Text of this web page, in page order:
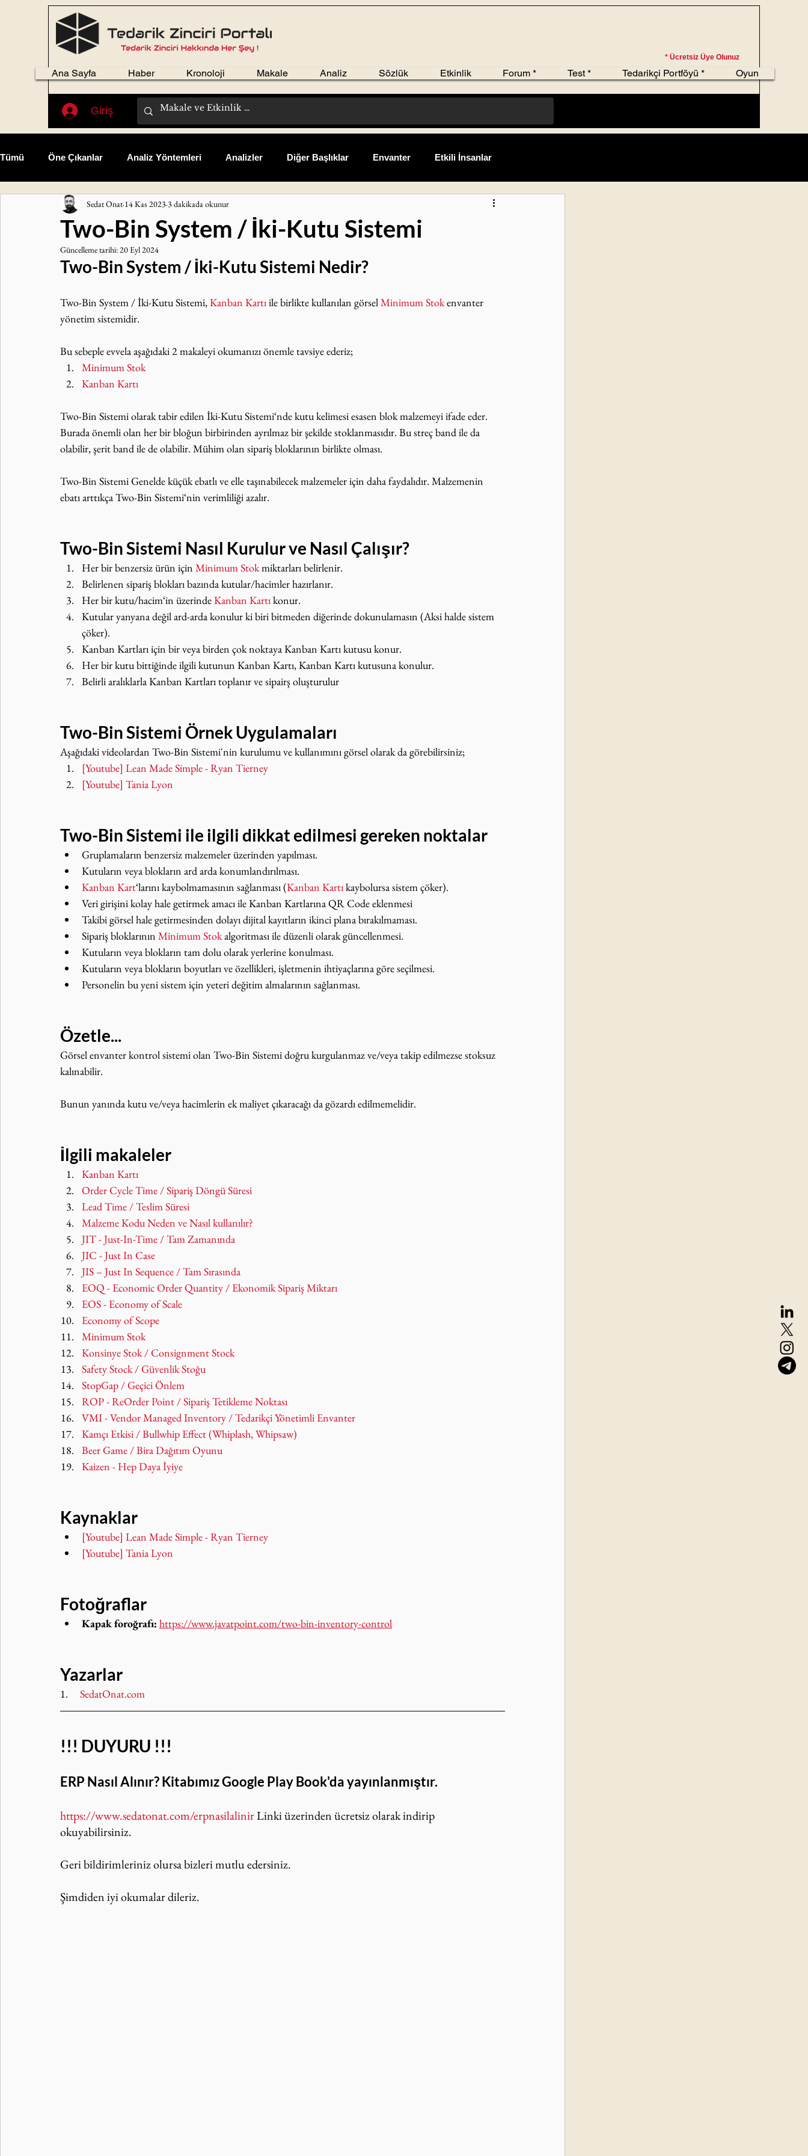
* Ücretsiz Üye Olunuz
Giriş
Ana Sayfa Haber Kronoloji Makale Analiz Sözlük Etkinlik Forum * Test * Tedarikçi Portföyü * Oyun
Tümü Öne Çıkanlar Analiz Yöntemleri Analizler Diğer Başlıklar Envanter Etkili İnsanlar
Fikir Sepeti Kazalar Kişisel Gelişim
Öğrenilmiş Dersler Satınalma
Two-Bin System / İki-Kutu Sistemi
Sedat Onat 14 Kas 2023 3 dakikada okunur
Güncelleme tarihi:20 Eyl 2024
Two-Bin System / İki-Kutu Sistemi Nedir?
Two-Bin System / İki-Kutu Sistemi, Kanban Kartı ile birlikte kullanılan görsel Minimum Stok envanter
yönetim sistemidir.
Bu sebeple evvela aşağıdaki 2 makaleyi okumanızı önemle tavsiye ederiz;
Minimum Stok
Kanban Kartı
Two-Bin Sistemi olarak tabir edilen İki-Kutu Sistemi‘nde kutu kelimesi esasen blok malzemeyi ifade eder.
Burada önemli olan her bir bloğun birbirinden ayrılmaz bir şekilde stoklanmasıdır. Bu streç band ile da
olabilir, şerit band ile de olabilir. Mühim olan sipariş bloklarının birlikte olması.
Two-Bin Sistemi Genelde küçük ebatlı ve elle taşınabilecek malzemeler için daha faydalıdır. Malzemenin
ebatı arttıkça Two-Bin Sistemi‘nin verimliliği azalır.
Two-Bin Sistemi Nasıl Kurulur ve Nasıl Çalışır?
Her bir benzersiz ürün için Minimum Stok miktarları belirlenir.
Belirlenen sipariş blokları bazında kutular/hacimler hazırlanır.
Her bir kutu/hacim‘in üzerinde Kanban Kartı konur.
Kutular yanyana değil ard-arda konulur ki biri bitmeden diğerinde dokunulamasın (Aksi halde sistem
çöker).
Kanban Kartları için bir veya birden çok noktaya Kanban Kartı kutusu konur.
Her bir kutu bittiğinde ilgili kutunun Kanban Kartı, Kanban Kartı kutusuna konulur.
Belirli aralıklarla Kanban Kartları toplanır ve sipairş oluşturulur
Two-Bin Sistemi Örnek Uygulamaları
Aşağıdaki videolardan Two-Bin Sistemi'nin kurulumu ve kullanımını görsel olarak da görebilirsiniz;
[Youtube] Lean Made Simple - Ryan Tierney
[Youtube] Tania Lyon
Two-Bin Sistemi ile ilgili dikkat edilmesi gereken noktalar
Gruplamaların benzersiz malzemeler üzerinden yapılması.
Kutuların veya blokların ard arda konumlandırılması.
Kanban Kart‘larını kaybolmamasının sağlanması (Kanban Kartı kaybolursa sistem çöker).
Veri girişini kolay hale getirmek amacı ile Kanban Kartlarına QR Code eklenmesi
Takibi görsel hale getirmesinden dolayı dijital kayıtların ikinci plana bırakılmaması.
Sipariş bloklarının Minimum Stok algoritması ile düzenli olarak güncellenmesi.
Kutuların veya blokların tam dolu olarak yerlerine konulması.
Kutuların veya blokların boyutları ve özellikleri, işletmenin ihtiyaçlarına göre seçilmesi.
Personelin bu yeni sistem için yeteri değitim almalarının sağlanması.
Özetle...
Görsel envanter kontrol sistemi olan Two-Bin Sistemi doğru kurgulanmaz ve/veya takip edilmezse stoksuz
kalınabilir.
Bunun yanında kutu ve/veya hacimlerin ek maliyet çıkaracağı da gözardı edilmemelidir.
İlgili makaleler
Kanban Kartı
Order Cycle Time / Sipariş Döngü Süresi
Lead Time / Teslim Süresi
Malzeme Kodu Neden ve Nasıl kullanılır?
JIT - Just-In-Time / Tam Zamanında
JIC - Just In Case
JIS – Just In Sequence / Tam Sırasında
EOQ - Economic Order Quantity / Ekonomik Sipariş Miktarı
EOS - Economy of Scale
Economy of Scope
Minimum Stok
Konsinye Stok / Consignment Stock
Safety Stock / Güvenlik Stoğu
StopGap / Geçici Önlem
ROP - ReOrder Point / Sipariş Tetikleme Noktası
VMI - Vendor Managed Inventory / Tedarikçi Yönetimli Envanter
Kamçı Etkisi / Bullwhip Effect (Whiplash, Whipsaw)
Beer Game / Bira Dağıtım Oyunu
Kaizen - Hep Daya İyiye
Kaynaklar
[Youtube] Lean Made Simple - Ryan Tierney
[Youtube] Tania Lyon
Fotoğraflar
Kapak foroğrafı: https://www.javatpoint.com/two-bin-inventory-control
Yazarlar
1. SedatOnat.com
!!! DUYURU !!!
ERP Nasıl Alınır? Kitabımız Google Play Book'da yayınlanmıştır.
https://www.sedatonat.com/erpnasilalinir Linki üzerinden ücretsiz olarak indirip
okuyabilirsiniz.
Geri bildirimleriniz olursa bizleri mutlu edersiniz.
Şimdiden iyi okumalar dileriz.